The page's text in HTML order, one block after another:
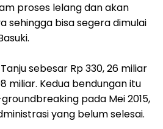
proses lelang dan akan
sehingga bisa segera dimulai
sebesar Rp 330, 26 miliar
miliar. Kedua bendungan itu
pada Mei 2015,
yang belum selesai.